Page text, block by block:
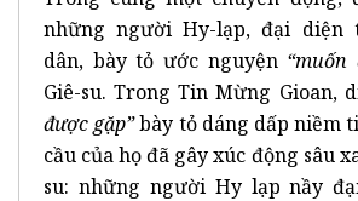
những người Hy-lạp, đại diện
dân, bày tỏ ước nguyện “muốn
Giê-su. Trong Tin Mừng Gioan,
được gặp”bày tỏ dáng dấp niềm
cầu của họ đã gây xúc động sâu
su: những người Hy lạp nầy